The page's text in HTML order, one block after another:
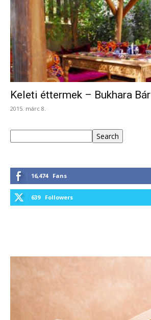
Keleti éttermek – Bukhara Bár
2015. márc 8.
Search
16,474 Fans
639 Followers